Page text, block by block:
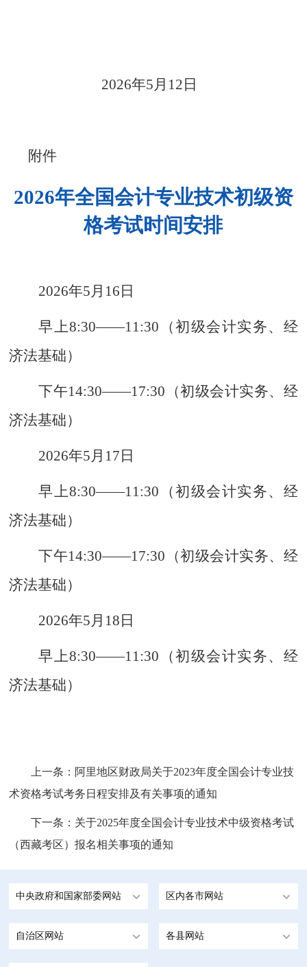
2026年5 月 12 日
附件
2026年全国会计专业技术初级资
格考试时间安排
2026年5 月 16 日
早上8:30——11:30 （初级会计实务、经
济法基础）
下午14:30——17:30 （初级会计实务、经
济法基础）
2026年5 月 17 日
早上8:30——11:30 （初级会计实务、经
济法基础）
下午14:30——17:30 （初级会计实务、经
济法基础）
2026年5 月 18 日
早上8:30——11:30 （初级会计实务、经
济法基础）
上一条： 阿里地区财政局关于2023年度全国会计专业技
术资格考试考务日程安排及有关事项的通知
下一条： 关于2025年度全国会计专业技术中级资格考试
（西藏考区）报名相关事项的通知
中央政府和国家部委网站 区内各市网站
自治区网站 各县网站